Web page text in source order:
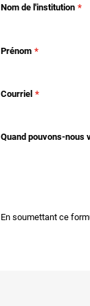
Nom de l'institution
Prénom
Courriel
Quand pouvons-nous
En soumettant ce